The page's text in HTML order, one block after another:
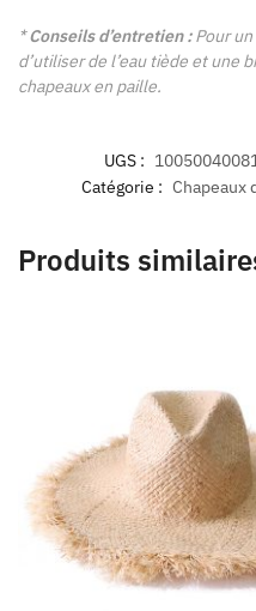
*Conseils d’entretien :Pour un
d’utiliser de l’eau tiède et une
chapeaux en paille.
UGS :
Catégorie : Chapeaux
Produits